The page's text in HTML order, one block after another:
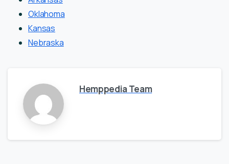
Oklahoma
Kansas
Nebraska
Hemppedia Team